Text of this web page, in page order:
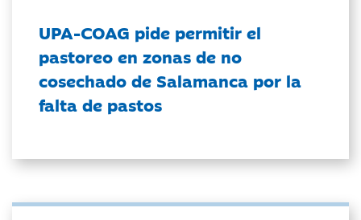
UPA-COAG pide permitir el
pastoreo en zonas de no
cosechado de Salamanca por la
falta de pastos